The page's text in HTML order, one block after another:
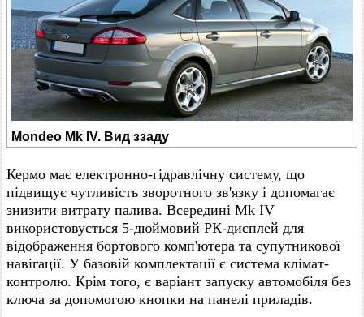
Mondeo Mk IV. Вид ззаду
Кермо має електронно-гідравлічну систему, що
підвищує чутливість зворотного зв'язку і допомагає
знизити витрату палива. Всередині Mk IV
використовується 5-дюймовий РК-дисплей для
відображення бортового комп'ютера та супутникової
навігації. У базовій комплектації є система клімат-
контролю. Крім того, є варіант запуску автомобіля без
ключа за допомогою кнопки на панелі приладів.